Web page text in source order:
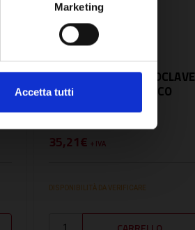
Marketing
Accetta tutti
PRESSOSTATO AUTOCLAVE
1-5 BAR CON ATTACCO
35,21€ + IVA
DISPONIBILITÀ DA VERIFICARE